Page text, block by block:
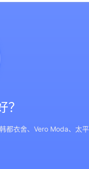
衣舍、Vero Moda、太